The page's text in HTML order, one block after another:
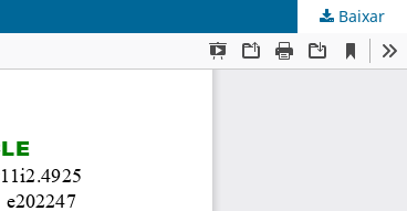
Baixar